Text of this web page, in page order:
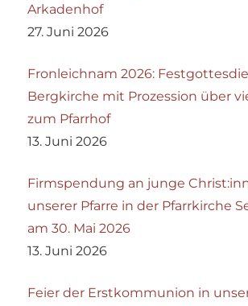
Arkadenhof
27. Juni 2026
Fronleichnam 2026:
Bergkirche mit Prozession über
zum Pfarrhof
13. Juni 2026
Firmspendung an junge
unserer Pfarre in der Pfarrkirche
am 30. Mai 2026
13. Juni 2026
Feier der Erstkommunion in